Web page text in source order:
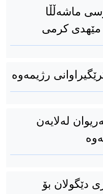
ماشەڵڵا
کرمی
رژیمەوە
لەلایەن
دێگولان بۆ